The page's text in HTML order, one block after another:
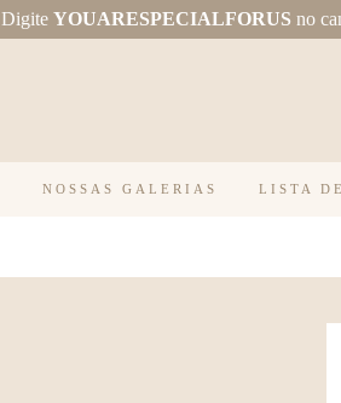
Digite YOUARESPECIALFORUS no
NOSSAS GALERIAS LISTA